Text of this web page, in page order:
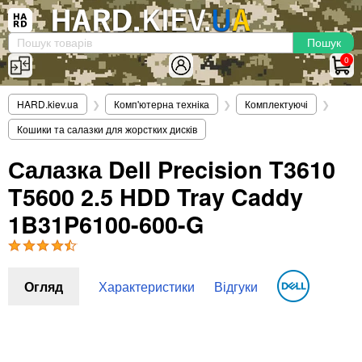
0
Вхід|Реєстрація×
(097)-938-03-73 Telegram WhatsApp
HARD.KIEV.UA
Послуги
Повернення / Обмін
Комп'ютери
Моноблоки
Персональні комп'ютери
HARD.kiev.ua ❯ Комп'ютерна техніка ❯ Комплектуючі
❯
Кошики та салазки для жорстких дисків
Салазка Dell Precision T3610
T5600 2.5 HDD Tray Caddy
1B31P6100-600-G
Огляд Характеристики Відгуки